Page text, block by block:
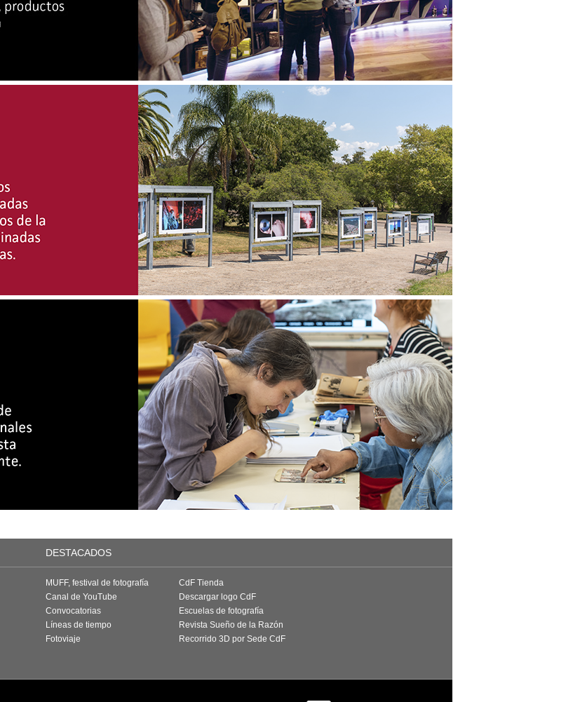
DESTACADOS
MUFF, festival de fotografía
Canal de YouTube
Convocatorias
Líneas de tiempo
Fotoviaje
CdF Tienda
Descargar logo CdF
Escuelas de fotografía
Revista Sueño de la Razón
Recorrido 3D por Sede CdF